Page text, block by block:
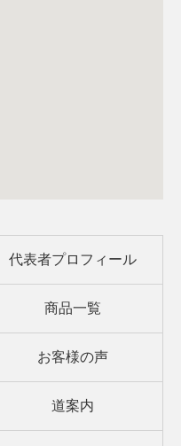
代表者プロフィール
商品一覧
お客様の声
道案内